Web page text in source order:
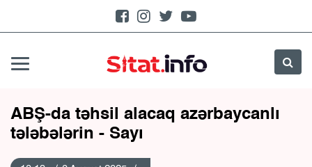
ABŞ-da təhsil alacaq azərbaycanlı
tələbələrin - Sayı